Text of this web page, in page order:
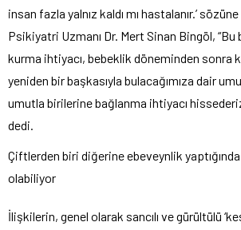
insan fazla yalnız kaldı mı hastalanır.’
Psikiyatri Uzmanı Dr. Mert Sinan Bingöl,
kurma ihtiyacı, bebeklik döneminden sonra
yeniden bir başkasıyla bulacağımıza dair
umutla birilerine bağlanma ihtiyacı hissederiz
dedi.
Çiftlerden biri diğerine ebeveynlik
olabiliyor
İlişkilerin, genel olarak sancılı ve gürültülü